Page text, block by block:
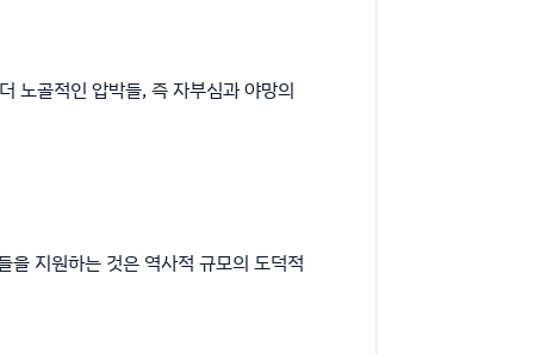
노골적인 압박들, 즉 자부심과 야망의
지원하는 것은 역사적 규모의 도덕적